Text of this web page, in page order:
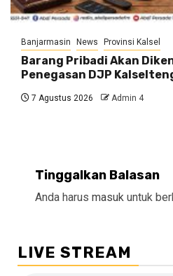
Banjarmasin News Provinsi Kalsel
Barang Pribadi Akan
Penegasan DJP
7 Agustus 2026 Admin 4
Tinggalkan Balasan
Anda harus masuk untuk
LIVE STREAM